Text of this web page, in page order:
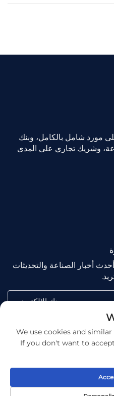
مورد شامل بالكامل، وبنك
وشريك تجاري على المدى
أخبار الصناعة والتحديثات
بريدك الإلكتروني
Copyright © Shaoxing
We use cookies and
If you don't want to